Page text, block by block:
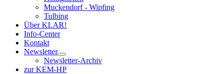
Muckendorf - Wipfing
Tulbing
Über KLAR!
Info-Center
Kontakt
Newsletter
Newsletter-Archiv
zur KEM-HP